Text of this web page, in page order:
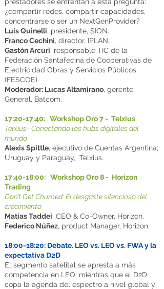
¿compartir redes, compartir capacidades,
concentrarse o ser un NextGenProvider?
Luis Quinelli, presidente, SION.
Franco Cechini, director, IPLAN.
Gastón Arcuri, responsable TIC de la
Federación Santafecina de Cooperativas de
Electricidad Obras y Servicios Públicos
(FESCOE).
Moderador: Lucas Altamirano, gerente
General, Batcom.
17:20-17:40: Workshop Oro 7 - Telxius
Telxius- Conectando los hubs digitales del
mundo
Alexis Spittle, ejecutivo de Cuentas Argentina,
Uruguay y Paraguay, Telxius.
17:40-18:00: Workshop Oro 8 - Horizon
Trading
Don’t Get Churned: El desgaste silencioso del
crecimiento
Matías Taddei, CEO & Co-Owner, Horizon.
Federico Núñez, product Manager, Horizon.
18:00-18:20: Debate. LEO vs. LEO vs. FWA y la
expectativa D2D
El segmento satelital se apresta a más
competencia en LEO, mientras que el D2D
copa la agenda del espectro a nivel global y